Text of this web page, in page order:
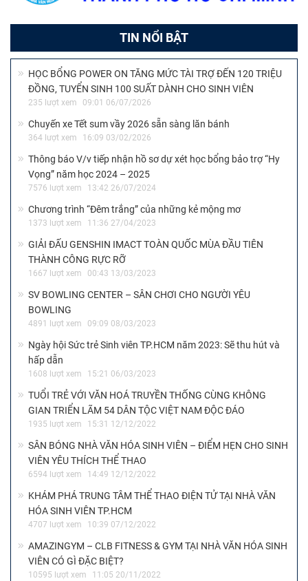
TIN NỔI BẬT
HỌC BỔNG POWER ON TĂNG MỨC TÀI TRỢ ĐẾN 120 TRIỆU
ĐỒNG, TUYỂN SINH 100 SUẤT DÀNH CHO SINH VIÊN
235 lượt xem 09:01 06/07/2026
Chuyến xe Tết sum vầy 2026 sẵn sàng lăn bánh
364 lượt xem 16:09 03/02/2026
Thông báo V/v tiếp nhận hồ sơ dự xét học bổng bảo trợ “Hy
Vọng” năm học 2024 – 2025
7576 lượt xem 13:42 26/07/2024
Chương trình “Đêm trắng” của những kẻ mộng mơ
1373 lượt xem 11:36 27/04/2023
GIẢI ĐẤU GENSHIN IMACT TOÀN QUỐC MÙA ĐẦU TIÊN
THÀNH CÔNG RỰC RỠ
1667 lượt xem 00:43 13/03/2023
SV BOWLING CENTER – SÂN CHƠI CHO NGƯỜI YÊU
BOWLING
4891 lượt xem 09:09 08/03/2023
Ngày hội Sức trẻ Sinh viên TP.HCM năm 2023: Sẽ thu hút và
hấp dẫn
1608 lượt xem 15:21 06/03/2023
TUỔI TRẺ VỚI VĂN HOÁ TRUYỀN THỐNG CÙNG KHÔNG
GIAN TRIỂN LÃM 54 DÂN TỘC VIỆT NAM ĐỘC ĐÁO
1935 lượt xem 15:31 12/12/2022
SÂN BÓNG NHÀ VĂN HÓA SINH VIÊN – ĐIỂM HẸN CHO SINH
VIÊN YÊU THÍCH THỂ THAO
6594 lượt xem 14:49 12/12/2022
KHÁM PHÁ TRUNG TÂM THỂ THAO ĐIỆN TỬ TẠI NHÀ VĂN
HÓA SINH VIÊN TP.HCM
4707 lượt xem 10:39 07/12/2022
AMAZINGYM – CLB FITNESS & GYM TẠI NHÀ VĂN HÓA SINH
VIÊN CÓ GÌ ĐẶC BIỆT?
10595 lượt xem 11:05 20/11/2022